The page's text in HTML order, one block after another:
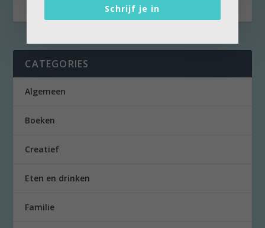
CATEGORIES
Algemeen
Boeken
Creatief
Eten en drinken
Familie
Schrijf je in